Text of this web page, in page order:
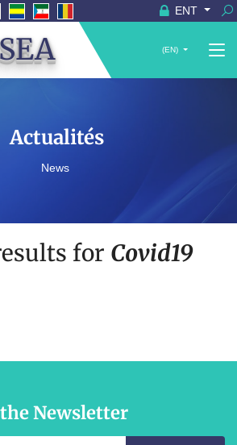
ENT
(EN)
Actualités
News
for Covid19
Newsletter